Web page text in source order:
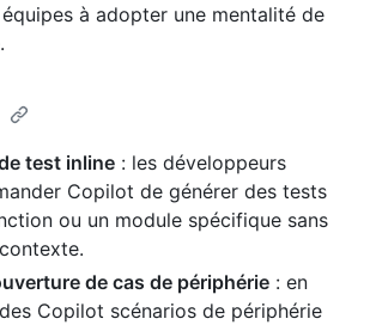
à adopter une mentalité de
test inline : les développeurs
Copilot de générer des tests
ou un module spécifique sans
de cas de périphérie : en
Copilot scénarios de périphérie